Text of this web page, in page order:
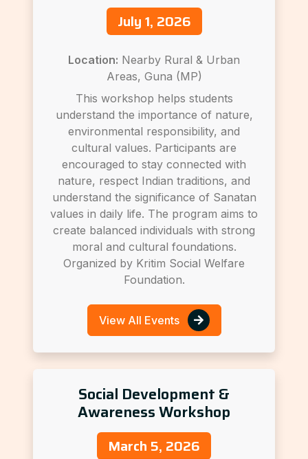
July 1, 2026
Location: Nearby Rural & Urban
Areas, Guna (MP)
This workshop helps students
understand the importance of nature,
environmental responsibility, and
cultural values. Participants are
encouraged to stay connected with
nature, respect Indian traditions, and
understand the significance of Sanatan
values in daily life. The program aims to
create balanced individuals with strong
moral and cultural foundations.
Organized by Kritim Social Welfare
Foundation.
View All Events
Social Development &
Awareness Workshop
March 5, 2026